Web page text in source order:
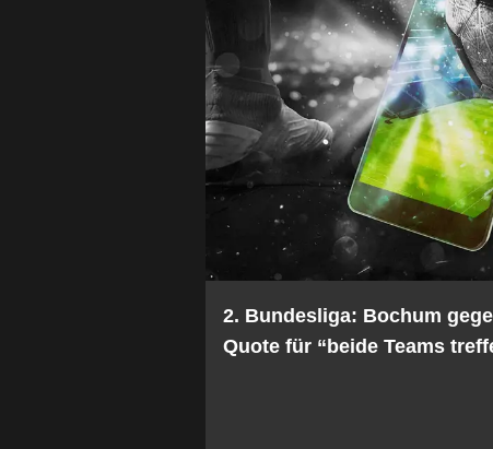
2. Bundesliga: Bochum
Quote für “beide Teams